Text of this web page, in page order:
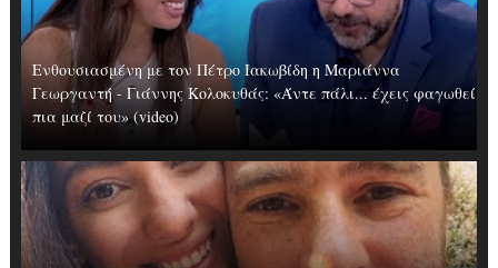
Ενθουσιασμένη με τον Πέτρο Ιακωβίδη η Μαριάννα
Γεωργαντή - Γιάννης Κολοκυθάς: «Άντε πάλι... έχεις φαγωθεί
πια μαζί του» (video)